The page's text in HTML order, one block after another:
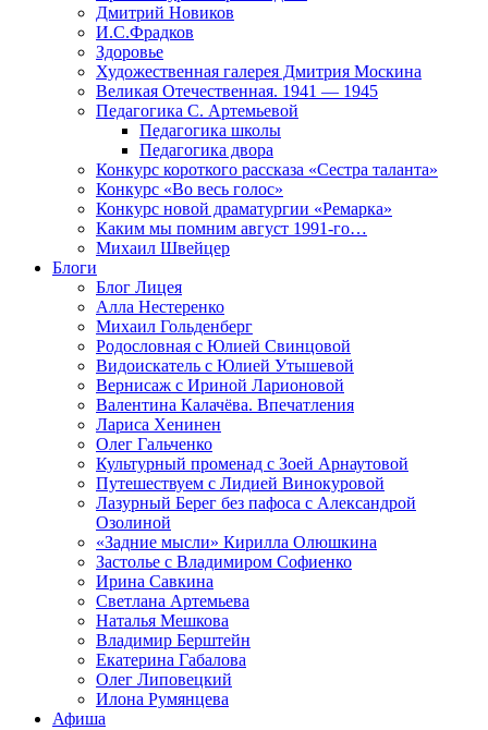
Дмитрий Новиков
И.С.Фрадков
Здоровье
Художественная галерея Дмитрия Москина
Великая Отечественная. 1941 — 1945
Педагогика С. Артемьевой
Педагогика школы
Педагогика двора
Конкурс короткого рассказа «Сестра таланта»
Конкурс «Во весь голос»
Конкурс новой драматургии «Ремарка»
Каким мы помним август 1991-го…
Михаил Швейцер
Блоги
Блог Лицея
Алла Нестеренко
Михаил Гольденберг
Родословная с Юлией Свинцовой
Видоискатель с Юлией Утышевой
Вернисаж с Ириной Ларионовой
Валентина Калачёва. Впечатления
Лариса Хенинен
Олег Гальченко
Культурный променад с Зоей Арнаутовой
Путешествуем с Лидией Винокуровой
Лазурный Берег без пафоса с Александрой
Озолиной
«Задние мысли» Кирилла Олюшкина
Застолье с Владимиром Софиенко
Ирина Савкина
Светлана Артемьева
Наталья Мешкова
Владимир Берштейн
Екатерина Габалова
Олег Липовецкий
Илона Румянцева
Афиша